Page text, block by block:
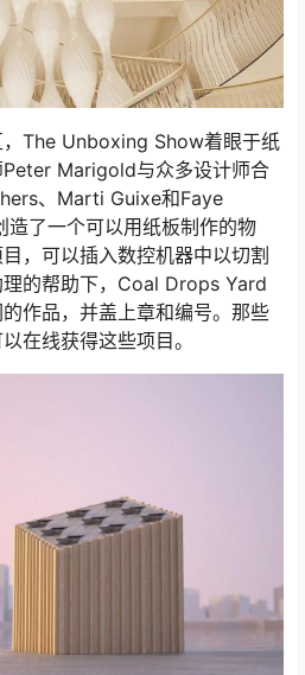
The Unboxing Show着眼于纸
Marigold与众多设计师合
、Marti Guixe和Faye
了一个可以用纸板制作的物
，可以插入数控机器中以切割
的帮助下，Coal Drops Yard
作品，并盖上章和编号。那些
在线获得这些项目。